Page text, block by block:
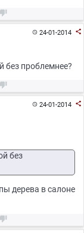

24-01-2014 
без проблемнее?

24-01-2014 
без
дерева в салоне
